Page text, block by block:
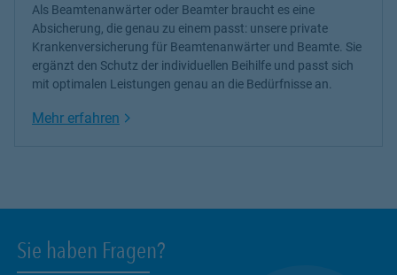
Als Beamtenanwärter oder Beamter braucht es eine
Absicherung, die genau zu einem passt: unsere private
Krankenversicherung für Beamtenanwärter und Beamte. Sie
ergänzt den Schutz der individuellen Beihilfe und passt sich
mit optimalen Leistungen genau an die Bedürfnisse an.
Mehr erfahren Link Opens in New Tab
Sie haben Fragen?